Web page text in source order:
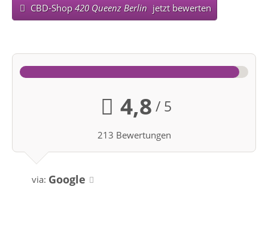
CBD-Shop420 Queenz Berlin jetzt bewerten
4,8 / 5
213 Bewertungen
via: Google